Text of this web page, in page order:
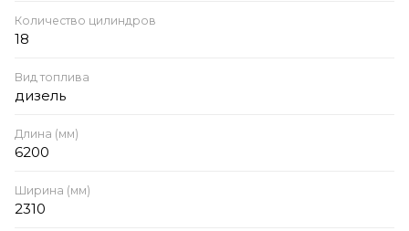
Количество цилиндров
18
Вид топлива
дизель
Длина (мм)
6200
Ширина (мм)
2310